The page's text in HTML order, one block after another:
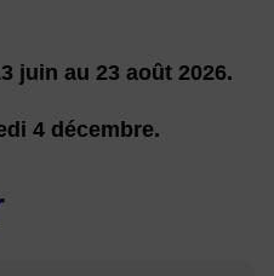
juin au 23 août 2026.
4 décembre.